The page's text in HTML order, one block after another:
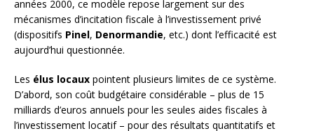
années 2000, ce modèle repose largement sur des
mécanismes d’incitation fiscale à l’investissement privé
(dispositifs Pinel, Denormandie, etc.) dont l’efficacité est
aujourd’hui questionnée.
Les élus locaux pointent plusieurs limites de ce système.
D’abord, son coût budgétaire considérable – plus de 15
milliards d’euros annuels pour les seules aides fiscales à
l’investissement locatif – pour des résultats quantitatifs et